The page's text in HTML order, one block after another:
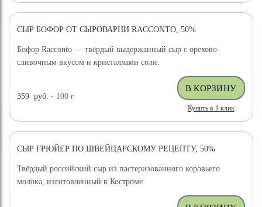
СЫР БОФОР ОТ СЫРОВАРНИ RACCONTO, 50%
Бофор Racconto — твёрдый выдержанный сыр с орехово-
сливочным вкусом и кристаллами соли.
359 руб. - 100г
Купить в 1 клик
ХИТ ПРОДАЖ
СЫР ГРЮЙЕР ПО ШВЕЙЦАРСКОМУ РЕЦЕПТУ, 50%
Твёрдый российский сыр из пастеризованного коровьего
молока, изготовленный в Костроме